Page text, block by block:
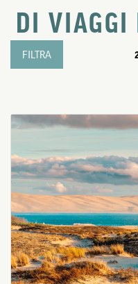
DI VIAGGI
FILTRA